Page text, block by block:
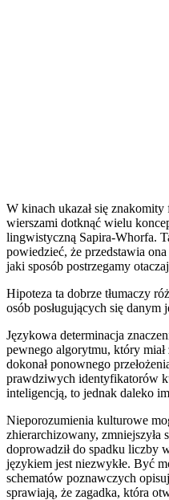
W kinach ukazał się
wierszami dotknąć wielu
lingwistyczną Sapira-Whorfa.
powiedzieć, że przedstawia
jaki sposób postrzegamy
Hipoteza ta dobrze tłumaczy
osób posługujących się
Językowa determinacja
pewnego algorytmu, który
dokonał ponownego
prawdziwych identyfikatorów
inteligencją, to jednak daleko
Nieporozumienia kulturowe
zhierarchizowany,
doprowadził do spadku liczby
językiem jest niezwykłe. Być
schematów poznawczych
sprawiają, że zagadka, która